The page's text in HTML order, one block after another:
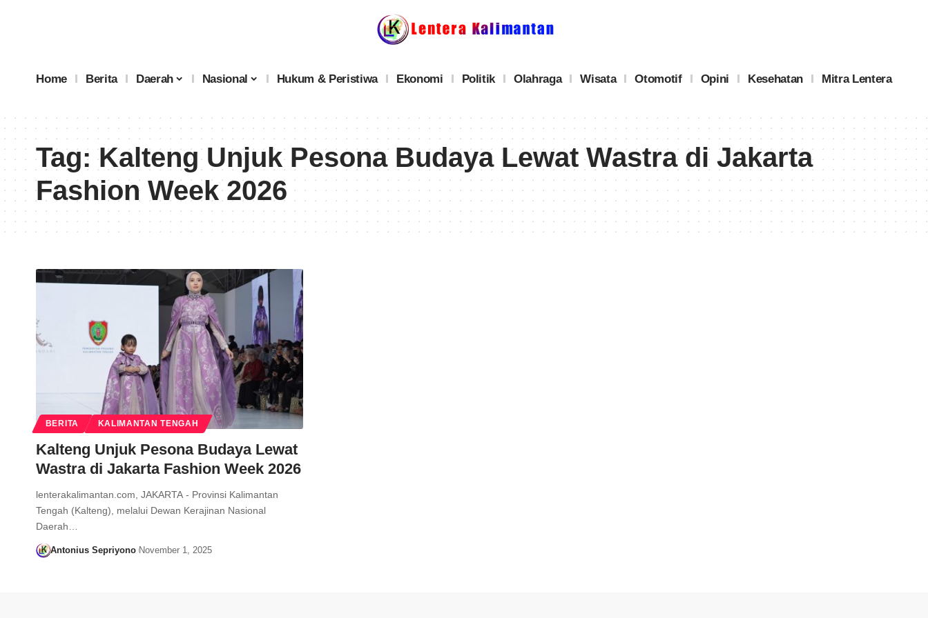
Home Berita Daerah Nasional Hukum & Peristiwa Ekonomi Politik Olahraga Wisata Otomotif Opini Kesehatan Mitra Lentera
Tag:Kalteng Unjuk Pesona Budaya Lewat Wastra di Jakarta
Fashion Week 2026
BERITA KALIMANTAN TENGAH
Kalteng Unjuk Pesona Budaya Lewat
Wastra di Jakarta Fashion Week 2026
lenterakalimantan.com, JAKARTA - Provinsi Kalimantan
Tengah (Kalteng), melalui Dewan Kerajinan Nasional
Daerah…
Antonius Sepriyono November 1, 2025